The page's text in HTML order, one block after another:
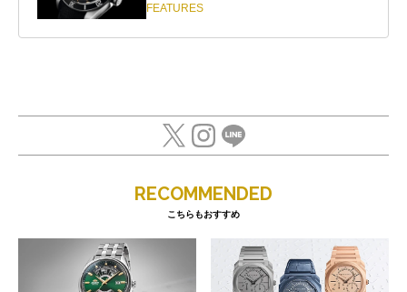
FEATURES
RECOMMENDED
こちらもおすすめ